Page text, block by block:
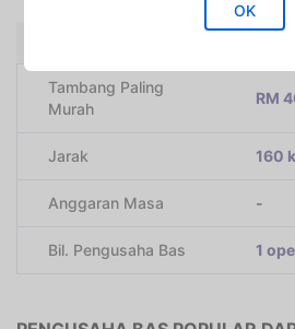
Tambang Paling
Murah
RM
Jarak 160
Anggaran Masa -
Bil. Pengusaha Bas 1
OK